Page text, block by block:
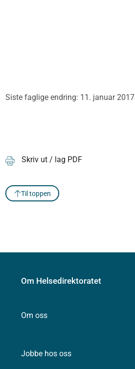
Siste faglige endring: 11. januar 2017
Skriv ut / lag PDF
Til toppen
Om Helsedirektoratet
Om oss
Jobbe hos oss